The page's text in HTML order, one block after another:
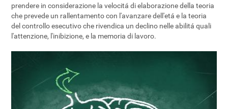
prendere in considerazione la velocitá di elaborazione della teoria
che prevede un rallentamento con l'avanzare dell'etá e la teoria
del controllo esecutivo che rivendica un declino nelle abilitá quali
l'attenzione, l'inibizione, e la memoria di lavoro.